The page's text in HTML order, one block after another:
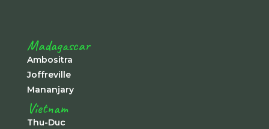
Madagascar
Ambositra
Joffreville
Mananjary
Vietnam
Thu-Duc